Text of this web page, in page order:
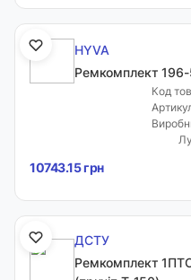
HYVA
Ремкомплект 196-
Код
10743.15 грн
ДСТУ
Ремкомплект